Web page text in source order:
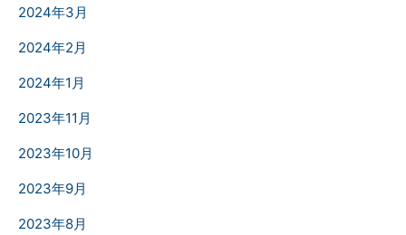
2024年3月
2024年2月
2024年1月
2023年11月
2023年10月
2023年9月
2023年8月